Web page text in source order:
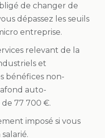
de changer de
dépassez les seuils
entreprise.
relevant de la
et
bénéfices non-
auto-
77 700 €.
imposé si vous